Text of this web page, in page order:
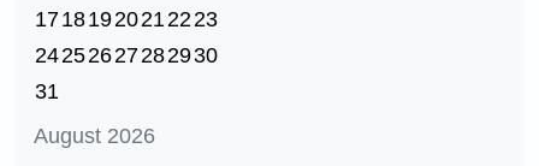
August 2026
17181920212223
24252627282930
31